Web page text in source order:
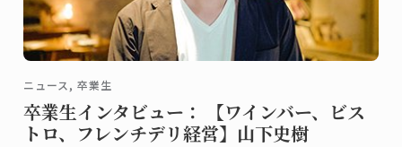
ニュース, 卒業生
卒業生インタビュー： 【ワインバー、ビス
トロ、フレンチデリ経営】山下史樹